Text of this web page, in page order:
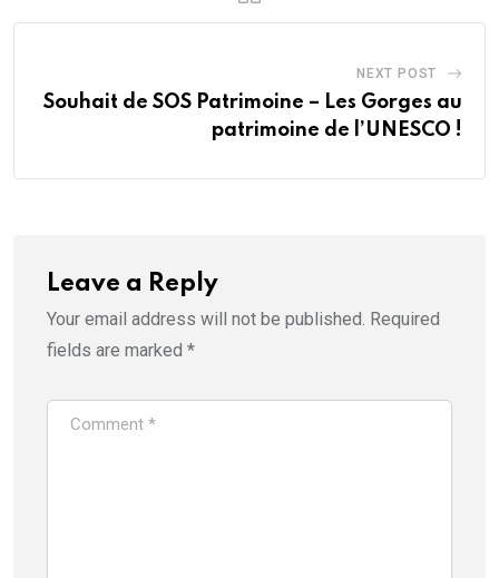
NEXT POST
Souhait de SOS Patrimoine – Les Gorges au
patrimoine de l’UNESCO !
Leave a Reply
Your email address will not be published. Required
fields are marked *